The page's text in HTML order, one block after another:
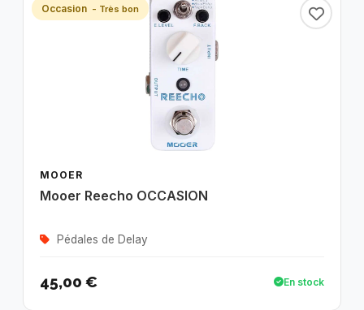
Occasion - Très bon
MOOER
Mooer Reecho OCCASION
Pédales de Delay
45,00 € En stock